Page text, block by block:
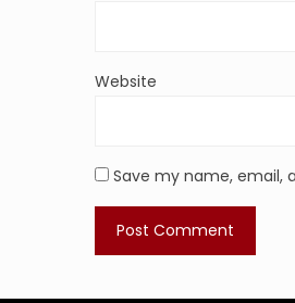
Website
Save my name, email,